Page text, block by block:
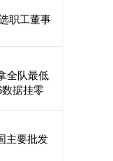
职工董事
全队最低
据挂零
主要批发